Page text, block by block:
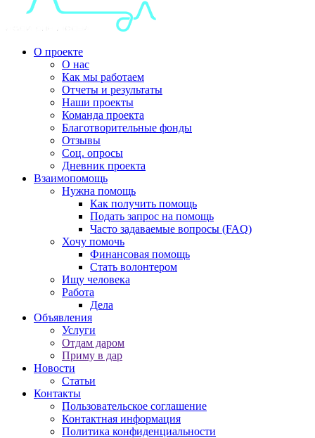
О проекте
О нас
Как мы работаем
Отчеты и результаты
Наши проекты
Команда проекта
Благотворительные фонды
Отзывы
Соц. опросы
Дневник проекта
Взаимопомощь
Нужна помощь
Как получить помощь
Подать запрос на помощь
Часто задаваемые вопросы (FAQ)
Хочу помочь
Финансовая помощь
Стать волонтером
Ищу человека
Работа
Дела
Объявления
Услуги
Отдам даром
Приму в дар
Новости
Статьи
Контакты
Пользовательское соглашение
Контактная информация
Политика конфиденциальности